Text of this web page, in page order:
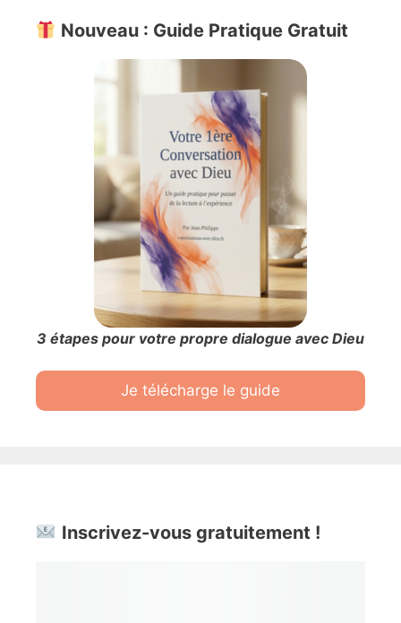
Nouveau : Guide Pratique Gratuit
3 étapes pour votre propre dialogue avec Dieu
Je télécharge le guide
Inscrivez-vous gratuitement !